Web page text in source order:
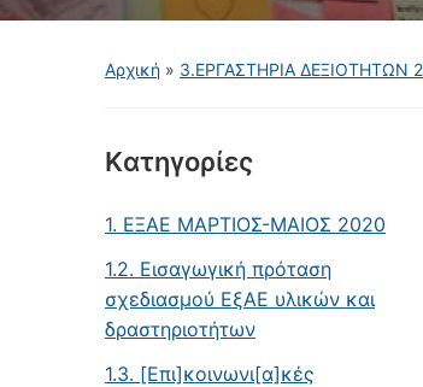
Αρχική » 3.ΕΡΓΑΣΤΗΡΙΑ ΔΕΞΙΟΤΗΤΩΝ
Kατηγορίες
1. ΕΞΑΕ MΑΡΤΙΟΣ-ΜΑΙΟΣ 2020
1.2. Εισαγωγική πρόταση
σχεδιασμού ΕξΑΕ υλικών και
δραστηριοτήτων
1.3. [Επι]κοινωνι[α]κές